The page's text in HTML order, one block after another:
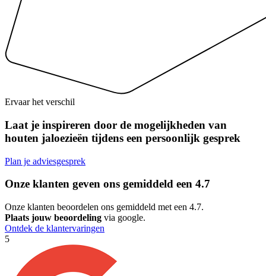
Ervaar het verschil
Laat je inspireren door de mogelijkheden van
houten jaloezieën tijdens een persoonlijk gesprek
Plan je adviesgesprek
Onze klanten geven ons gemiddeld een 4.7
Onze klanten beoordelen ons gemiddeld met een 4.7.
Plaats jouw beoordeling via google.
Ontdek de klantervaringen
5